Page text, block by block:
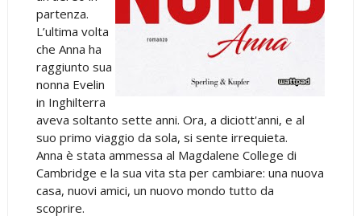
partenza.
L’ultima volta
che Anna ha
raggiunto sua
nonna Evelin
in Inghilterra
aveva soltanto sette anni. Ora, a diciott'anni, e al
suo primo viaggio da sola, si sente irrequieta.
Anna è stata ammessa al Magdalene College di
Cambridge e la sua vita sta per cambiare: una nuova
casa, nuovi amici, un nuovo mondo tutto da
scoprire.